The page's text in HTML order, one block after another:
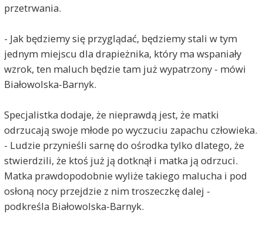
przetrwania.
- Jak będziemy się przyglądać, będziemy stali w tym
jednym miejscu dla drapieżnika, który ma wspaniały
wzrok, ten maluch będzie tam już wypatrzony - mówi
Białowolska-Barnyk.
Specjalistka dodaje, że nieprawdą jest, że matki
odrzucają swoje młode po wyczuciu zapachu człowieka.
- Ludzie przynieśli sarnę do ośrodka tylko dlatego, że
stwierdzili, że ktoś już ją dotknął i matka ją odrzuci.
Matka prawdopodobnie wyliże takiego malucha i pod
osłoną nocy przejdzie z nim troszeczkę dalej -
podkreśla Białowolska-Barnyk.